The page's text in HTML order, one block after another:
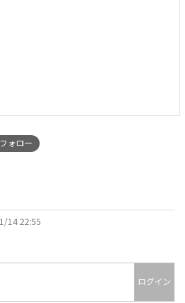
フォロー
14 22:55
ログイン